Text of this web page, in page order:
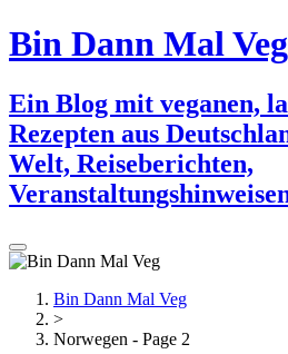
Bin Dann Mal Veg
Ein Blog mit veganen,
Rezepten aus
Welt, Reiseberichten,
Search
Bin Dann Mal Veg
>
Norwegen - Page 2